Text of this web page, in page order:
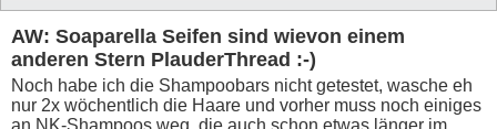
AW: Soaparella Seifen sind wievon einem
anderen Stern PlauderThread :-)
Noch habe ich die Shampoobars nicht getestet, wasche eh
nur 2x wöchentlich die Haare und vorher muss noch einiges
an NK-Shampoos weg, die auch schon etwas länger im